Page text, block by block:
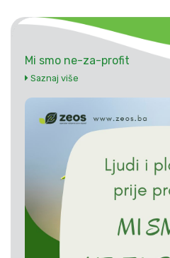
Mi smo ne-za-profit
Saznaj više